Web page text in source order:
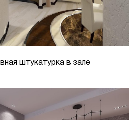
штукатурка в зале